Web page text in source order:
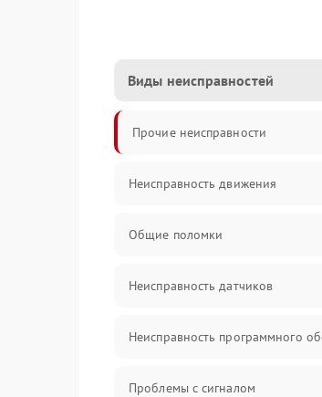
Виды неисправностей
Прочие неисправности
Неисправность движения
Общие поломки
Неисправность датчиков
Неисправность программного
Проблемы с сигналом